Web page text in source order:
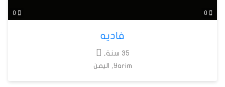
فاديه
35 سنة,
Yarim, اليمن